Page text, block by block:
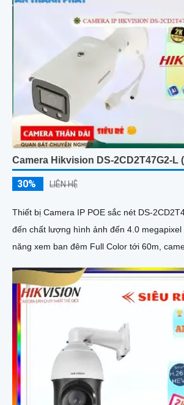
Camera Hikvision DS-2CD2T47G2-L
30% LIÊN HỆ
Thiết bị Camera IP POE sắc nét DS-
đến chất lượng hình ảnh đến 4.0 megapixel siêu
năng xem ban đêm Full Color tới 60m,